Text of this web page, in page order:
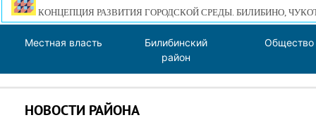
КОНЦЕПЦИЯ РАЗВИТИЯ ГОРОДСКОЙ СРЕДЫ. БИЛИБИНО,
Местная власть
Билибинский
район
Общество
НОВОСТИ РАЙОНА